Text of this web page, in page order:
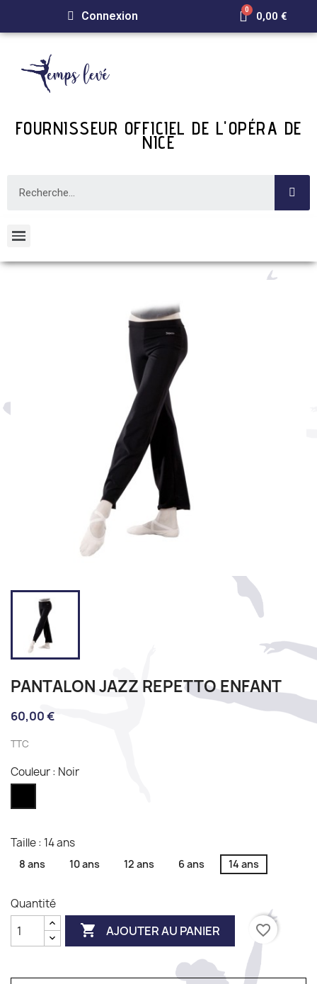
Connexion 0,00 €
FOURNISSEUR OFFICIEL DE L'OPÉRA DE
NICE
PANTALON JAZZ REPETTO ENFANT
60,00 €
TTC
Couleur : Noir
Taille : 14 ans
8 ans 10 ans 12 ans 6 ans 14 ans
Quantité
 AJOUTER AU PANIER favorite_border